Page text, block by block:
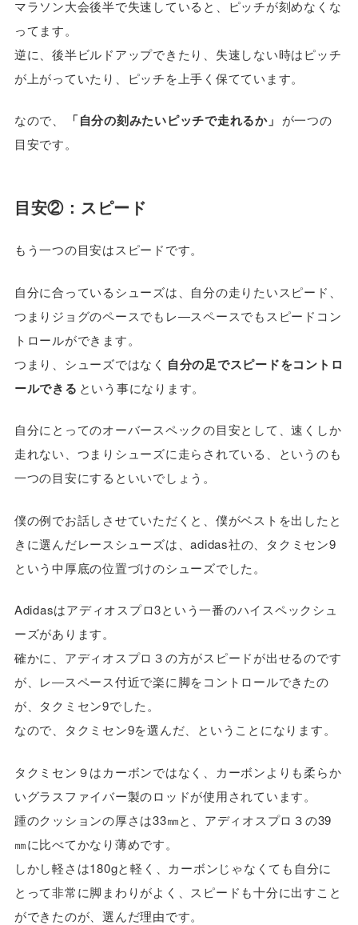
マラソン大会後半で失速していると、ピッチが刻めなくな
ってます。
逆に、後半ビルドアップできたり、失速しない時はピッチ
が上がっていたり、ピッチを上手く保てています。
なので、 「自分の刻みたいピッチで走れるか」 が一つの
目安です。
目安②：スピード
もう一つの目安はスピードです。
自分に合っているシューズは、自分の走りたいスピード、
つまりジョグのペースでもレ―スペースでもスピードコン
トロールができます。
つまり、シューズではなく 自分の足でスピードをコントロ
ールできる という事になります。
自分にとってのオーバースペックの目安として、速くしか
走れない、つまりシューズに走らされている、というのも
一つの目安にするといいでしょう。
僕の例でお話しさせていただくと、僕がベストを出したと
きに選んだレースシューズは、adidas社の、タクミセン9
という中厚底の位置づけのシューズでした。
Adidasはアディオスプロ3という一番のハイスペックシュ
ーズがあります。
確かに、アディオスプロ３の方がスピードが出せるのです
が、レ―スペース付近で楽に脚をコントロールできたの
が、タクミセン9でした。
なので、タクミセン9を選んだ、ということになります。
タクミセン９はカーボンではなく、カーボンよりも柔らか
いグラスファイバー製のロッドが使用されています。
踵のクッションの厚さは33㎜と、アディオスプロ３の39
㎜に比べてかなり薄めです。
しかし軽さは180gと軽く、カーボンじゃなくても自分に
とって非常に脚まわりがよく、スピードも十分に出すこと
ができたのが、選んだ理由です。